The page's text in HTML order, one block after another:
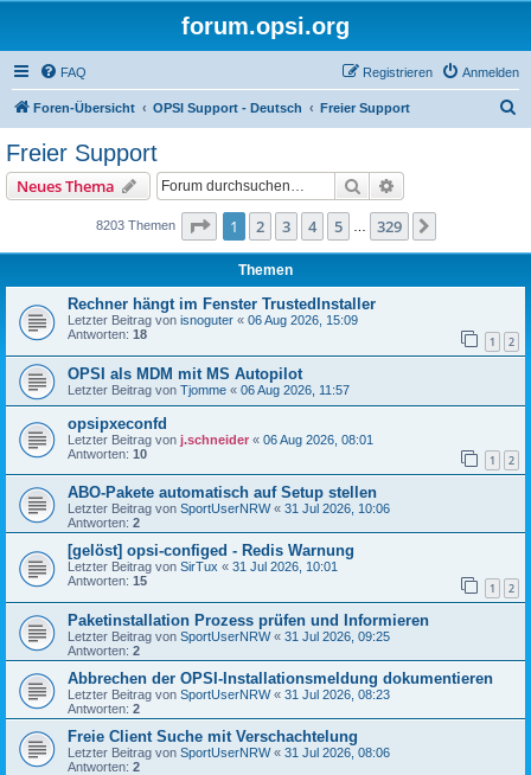
forum.opsi.org
FAQ Anmelden
Registrieren
Foren-Übersicht OPSI Support - Deutsch Freier Support
Freier Support
Neues Thema Suche
8203 Themen Seite 1von 329
1 2 3 4 5 329
Themen
Rechner hängt im Fenster TrustedInstaller
Letzter Beitrag von isnoguter « 06 Aug 2026, 15:09
Antworten: 18 1 2
OPSI als MDM mit MS Autopilot
Letzter Beitrag von Tjomme « 06 Aug 2026, 11:57
opsipxeconfd
Letzter Beitrag von j.schneider « 06 Aug 2026, 08:01
Antworten: 10 1 2
ABO-Pakete automatisch auf Setup stellen
Letzter Beitrag von SportUserNRW« 31 Jul 2026, 10:06
Antworten: 2
[gelöst] opsi-configed - Redis Warnung
Letzter Beitrag von SirTux « 31 Jul 2026, 10:01
Antworten: 15 1 2
Paketinstallation Prozess prüfen und Informieren
Letzter Beitrag von SportUserNRW« 31 Jul 2026, 09:25
Antworten: 2
Abbrechen der OPSI-Installationsmeldung dokumentieren
Letzter Beitrag von SportUserNRW« 31 Jul 2026, 08:23
Antworten: 2
Freie Client Suche mit Verschachtelung
Letzter Beitrag von SportUserNRW« 31 Jul 2026, 08:06
Antworten: 2